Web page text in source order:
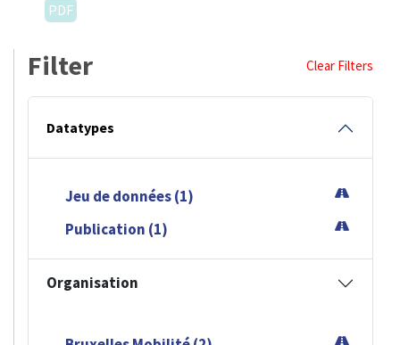
PDF
Filter Clear Filters
Datatypes
Jeu de données (1)
Publication (1)
Organisation